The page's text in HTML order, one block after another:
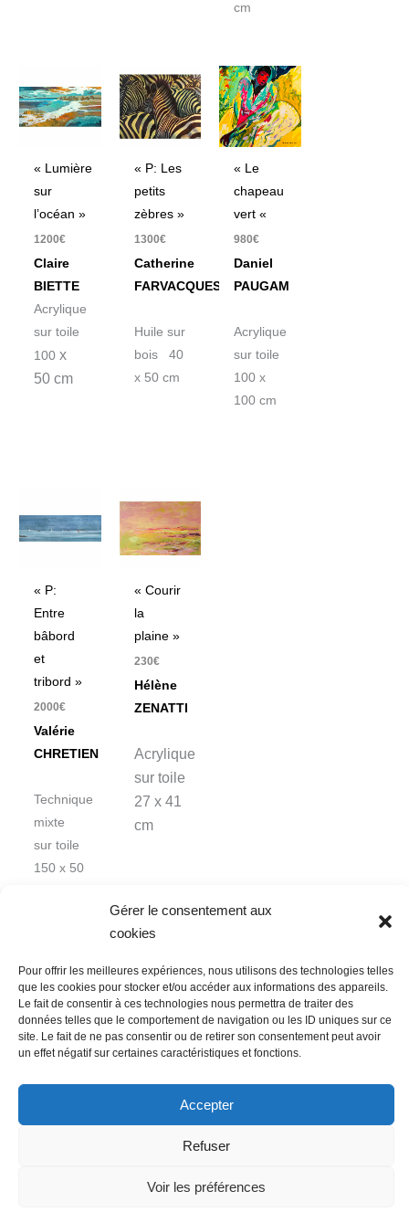
Gérer le consentement aux
cookies
Pour offrir les meilleures expériences, nous utilisons des technologies telles
que les cookies pour stocker et/ou accéder aux informations des appareils.
Le fait de consentir à ces technologies nous permettra de traiter des
données telles que le comportement de navigation ou les ID uniques sur ce
site. Le fait de ne pas consentir ou de retirer son consentement peut avoir
un effet négatif sur certaines caractéristiques et fonctions.
Accepter
Refuser
Voir les préférences
cm
« Lumière
sur
l’océan »
1200€
Claire
BIETTE
Acrylique
sur toile
100 x
50 cm
« P: Les
petits
zèbres »
1300€
Catherine
FARVACQUES
Huile sur
bois 40
x 50 cm
« Le
chapeau
vert «
980€
Daniel
PAUGAM
Acrylique
sur toile
100 x
100 cm
« P:
Entre
bâbord
et
tribord »
2000€
Valérie
CHRETIEN
Technique
mixte
sur toile
150 x 50
« Courir
la
plaine »
230€
Hélène
ZENATTI
Acrylique
sur toile
27 x 41
cm
Nous contacter
Conditions Générales de Ventes
Politique de confidentialité
Mentions légales
Mot de passe perdu
Newsletter Politique de cookies (UE)